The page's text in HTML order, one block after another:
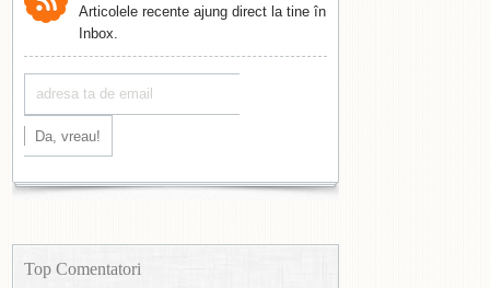
Articolele recente ajung direct la tine în
Inbox.
Top Comentatori